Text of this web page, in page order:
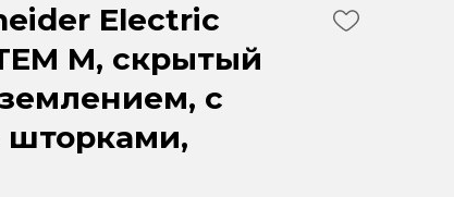
Electric
M, скрытый
с